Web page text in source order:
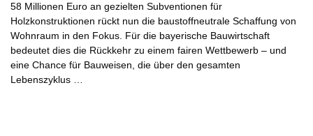
58 Millionen Euro an gezielten Subventionen für
Holzkonstruktionen rückt nun die baustoffneutrale Schaffung von
Wohnraum in den Fokus. Für die bayerische Bauwirtschaft
bedeutet dies die Rückkehr zu einem fairen Wettbewerb – und
eine Chance für Bauweisen, die über den gesamten
Lebenszyklus …